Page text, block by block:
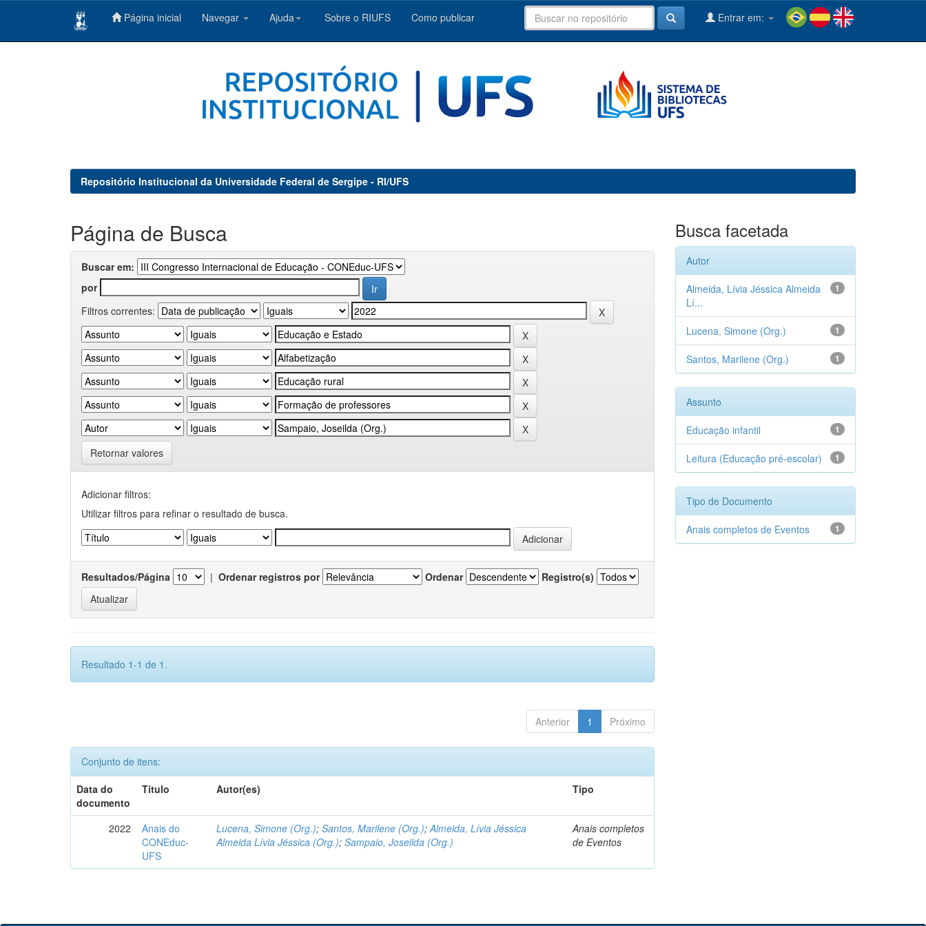
Página inicial Navegar Ajuda Sobre o RIUFS Como publicar Entrar em:
Repositório Institucional da Universidade Federal de Sergipe - RI/UFS
Página de Busca
Buscar em:
por
Filtros correntes:
Retornar valores
Adicionar filtros:
Utilizar filtros para refinar o resultado de busca.
Resultados/Página | Ordenar registros por Ordenar Registro(s)
Resultado 1-1 de 1.
Anterior 1 Próximo
Conjunto de itens:
Data do
documento
Título Autor(es) Tipo
2022
Anais do
CONEduc-
UFS
Lucena, Simone (Org.);Santos, Marilene (Org.);Almeida, Lívia Jéssica
Almeida Lívia Jéssica (Org.);Sampaio, Joseilda (Org.)
Anais completos
de Eventos
Busca facetada
Autor
1
Almeida, Lívia Jéssica Almeida
Lí...
1
Lucena, Simone (Org.)
1
Santos, Marilene (Org.)
Assunto
1
Educação infantil
1
Leitura (Educação pré-escolar)
Tipo de Documento
1
Anais completos de Eventos